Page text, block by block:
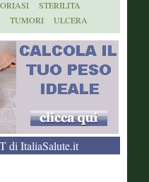
STERILITA
TUMORI ULCERA
di ItaliaSalute.it